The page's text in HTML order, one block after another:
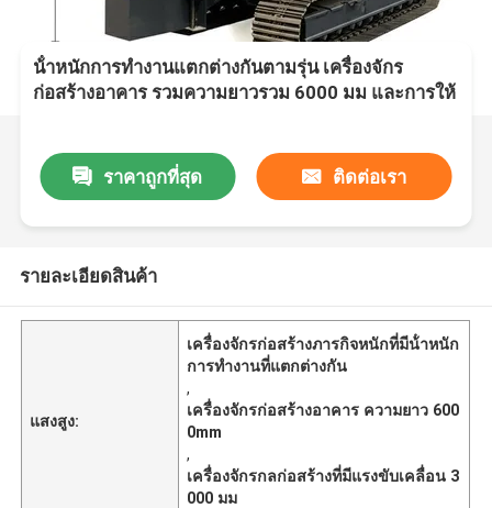
น้ําหนักการทํางานแตกต่างกันตามรุ่น เครื่องจักร
ก่อสร้างอาคาร รวมความยาวรวม 6000 มม และการให้
ราคาถูกที่สุด ติดต่อเรา
รายละเอียดสินค้า
แสงสูง:
เครื่องจักรก่อสร้างภารกิจหนักที่มีน้ําหนัก
การทํางานที่แตกต่างกัน
,
เครื่องจักรก่อสร้างอาคาร ความยาว 600
0mm
,
เครื่องจักรกลก่อสร้างที่มีแรงขับเคลื่อน 3
000 มม